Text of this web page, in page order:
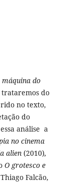
máquina do
trataremos do
no texto,
do
análise a
no cinema
alien (2010),
O grotesco e
Falcão,